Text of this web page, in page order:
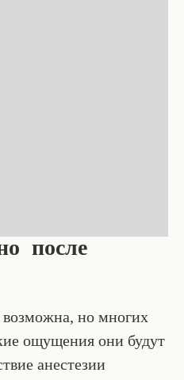
после
но многих
ощущения они будут
анестезии